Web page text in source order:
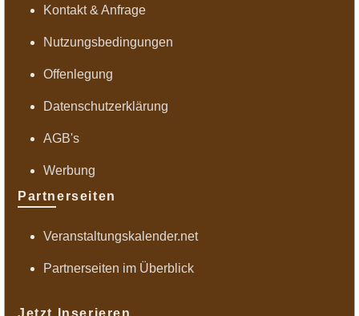
Kontakt & Anfrage
Nutzungsbedingungen
Offenlegung
Datenschutzerklärung
AGB's
Werbung
Partnerseiten
Veranstaltungskalender.net
Partnerseiten im Überblick